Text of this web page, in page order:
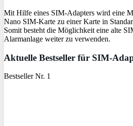
Mit Hilfe eines SIM-Adapters wird eine
Nano SIM-Karte zu einer Karte in
Somit besteht die Möglichkeit eine alte
Alarmanlage weiter zu verwenden.
Aktuelle Bestseller für SIM-
Bestseller Nr. 1